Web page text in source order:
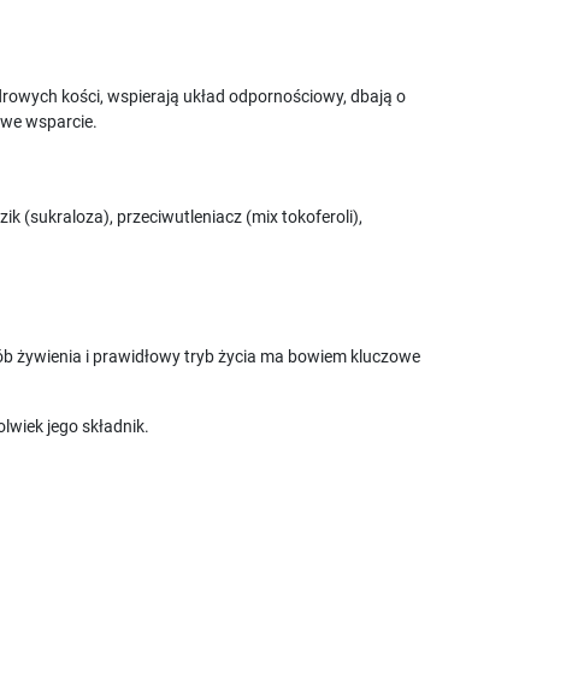
kości, wspierają układ odpornościowy, dbają o
wsparcie.
(sukraloza), przeciwutleniacz (mix tokoferoli),
żywienia i prawidłowy tryb życia ma bowiem kluczowe
jego składnik.